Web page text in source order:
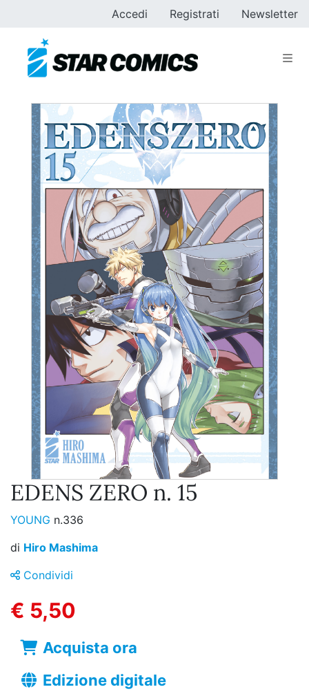
Accedi Registrati Newsletter
EDENS ZERO n. 15
YOUNG n.336
di Hiro Mashima
Condividi
€ 5,50
Acquista ora
Edizione digitale